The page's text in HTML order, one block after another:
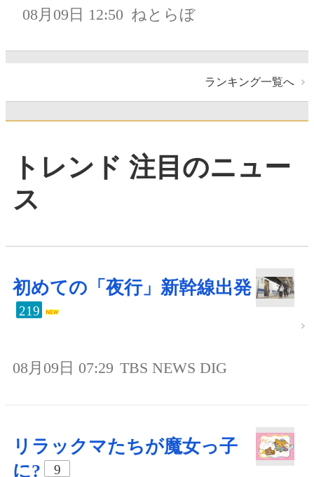
08月09日 12:50 ねとらぼ
ランキング一覧へ
トレンド 注目のニュー
ス
初めての「夜行」新幹線出発
219
08月09日 07:29 TBS NEWS DIG
リラックマたちが魔女っ子
に?
9